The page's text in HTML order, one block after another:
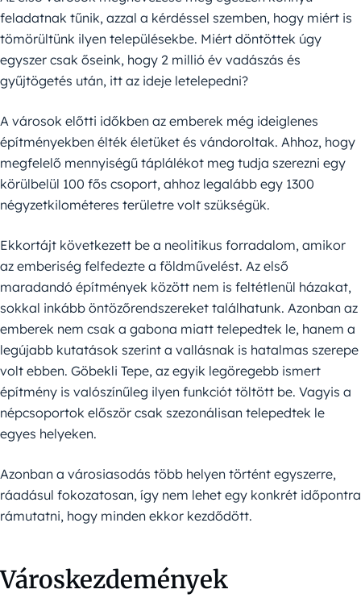
feladatnak tűnik, azzal a kérdéssel szemben, hogy miért is
tömörültünk ilyen településekbe. Miért döntöttek úgy
egyszer csak őseink, hogy 2 millió év vadászás és
gyűjtögetés után, itt az ideje letelepedni?
A városok előtti időkben az emberek még ideiglenes
építményekben élték életüket és vándoroltak. Ahhoz, hogy
megfelelő mennyiségű táplálékot meg tudja szerezni egy
körülbelül 100 fős csoport, ahhoz legalább egy 1300
négyzetkilométeres területre volt szükségük.
Ekkortájt következett be a neolitikus forradalom, amikor
az emberiség felfedezte a földművelést. Az első
maradandó építmények között nem is feltétlenül házakat,
sokkal inkább öntözőrendszereket találhatunk. Azonban az
emberek nem csak a gabona miatt telepedtek le, hanem a
legújabb kutatások szerint a vallásnak is hatalmas szerepe
volt ebben. Göbekli Tepe, az egyik legöregebb ismert
építmény is valószínűleg ilyen funkciót töltött be. Vagyis a
népcsoportok először csak szezonálisan telepedtek le
egyes helyeken.
Azonban a városiasodás több helyen történt egyszerre,
ráadásul fokozatosan, így nem lehet egy konkrét időpontra
rámutatni, hogy minden ekkor kezdődött.
Városkezdemények